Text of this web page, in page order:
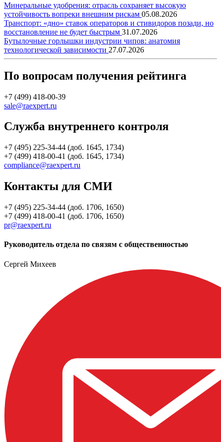
Минеральные удобрения: отрасль сохраняет высокую
устойчивость вопреки внешним рискам 05.08.2026
Транспорт: «дно» ставок операторов и стивидоров позади, но
восстановление не будет быстрым 31.07.2026
Бутылочные горлышки индустрии чипов: анатомия
технологической зависимости 27.07.2026
По вопросам получения рейтинга
+7 (499) 418-00-39
sale@raexpert.ru
Служба внутреннего контроля
+7 (495) 225-34-44 (доб. 1645, 1734)
+7 (499) 418-00-41 (доб. 1645, 1734)
compliance@raexpert.ru
Контакты для СМИ
+7 (495) 225-34-44 (доб. 1706, 1650)
+7 (499) 418-00-41 (доб. 1706, 1650)
pr@raexpert.ru
Руководитель отдела по связям с общественностью
Сергей Михеев